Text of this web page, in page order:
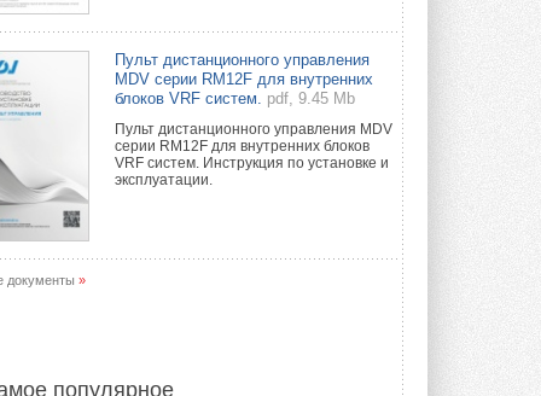
новую серию консольных
Усовершенствованная гидравлика
помогает снизить энергопотребление ...
30 ИЮЛЯ 2026
Группа «Теплолюкс» открыла
новую производственную
площадку
29 ИЮЛЯ 2026
Пульт дистанционного управления
MDV серии RM12F для внутренних
блоков VRF систем.
pdf, 9.45 Mb
Пульт дистанционного управления MDV
серии RM12F для внутренних блоков
VRF систем. Инструкция по установке и
эксплуатации.
документы »
популярное